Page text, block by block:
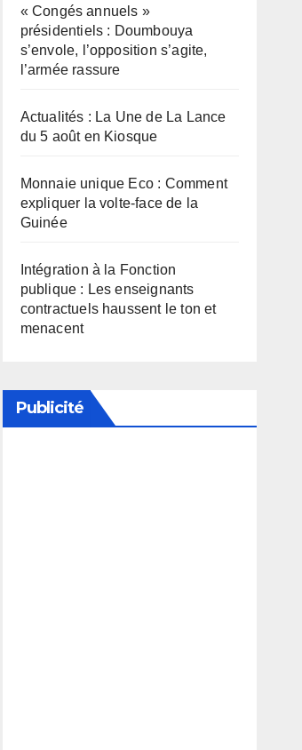
« Congés annuels »
présidentiels : Doumbouya
s’envole, l’opposition s’agite,
l’armée rassure
Actualités : La Une de La Lance
du 5 août en Kiosque
Monnaie unique Eco : Comment
expliquer la volte-face de la
Guinée
Intégration à la Fonction
publique : Les enseignants
contractuels haussent le ton et
menacent
Publicité